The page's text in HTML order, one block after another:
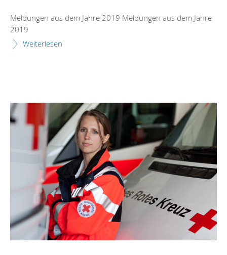
Meldungen aus dem Jahre 2019 Meldungen aus dem Jahre
2019
Weiterlesen